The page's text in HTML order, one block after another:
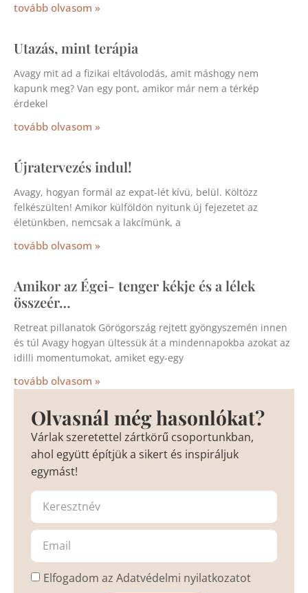
tovább olvasom »
Utazás, mint terápia
Avagy mit ad a fizikai eltávolodás, amit máshogy nem
kapunk meg? Van egy pont, amikor már nem a térkép
érdekel
tovább olvasom »
Újratervezés indul!
Avagy, hogyan formál az expat-lét kívü, belül. Költözz
felkészülten! Amikor külföldön nyitunk új fejezetet az
életünkben, nemcsak a lakcímünk, a
tovább olvasom »
Amikor az Égei- tenger kékje és a lélek
összeér…
Retreat pillanatok Görögország rejtett gyöngyszemén innen
és túl Avagy hogyan ültessük át a mindennapokba azokat az
idilli momentumokat, amiket egy-egy
tovább olvasom »
Olvasnál még hasonlókat?
Várlak szeretettel zártkörű csoportunkban,
ahol együtt építjük a sikert és inspiráljuk
egymást!
Elfogadom az Adatvédelmi nyilatkozatot